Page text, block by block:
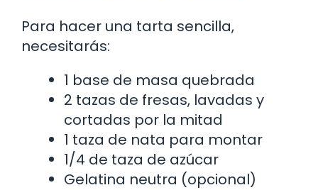
Para hacer una tarta sencilla,
necesitarás:
1 base de masa quebrada
2 tazas de fresas, lavadas y
cortadas por la mitad
1 taza de nata para montar
1/4 de taza de azúcar
Gelatina neutra (opcional)